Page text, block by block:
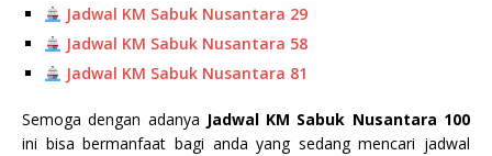
Jadwal KM Sabuk Nusantara 29
Jadwal KM Sabuk Nusantara 58
Jadwal KM Sabuk Nusantara 81
Semoga dengan adanya Jadwal KM Sabuk Nusantara 100
ini bisa bermanfaat bagi anda yang sedang mencari jadwal